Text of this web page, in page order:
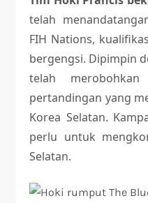
telah
FIH Nations,
bergengsi. Dipimpin
telah
pertandingan yang
Korea Selatan.
perlu untuk
Selatan.